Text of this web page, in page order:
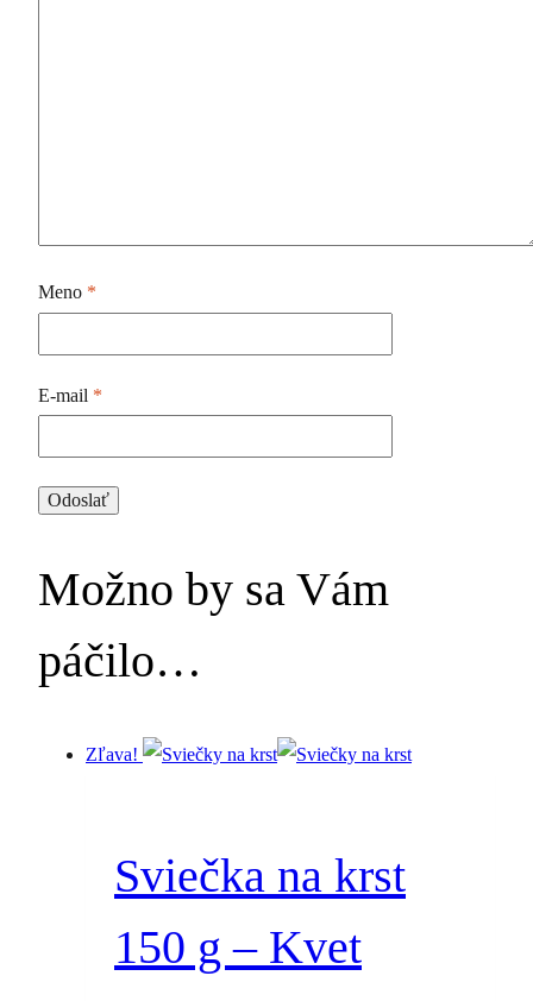
Meno *
E-mail *
Možno by sa Vám
páčilo…
Zľava!
Sviečka na krst
150 g – Kvet